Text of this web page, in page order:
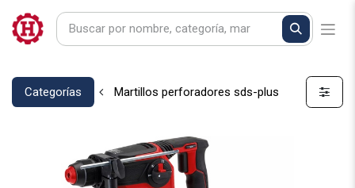
Categorías Martillos perforadores sds-plus